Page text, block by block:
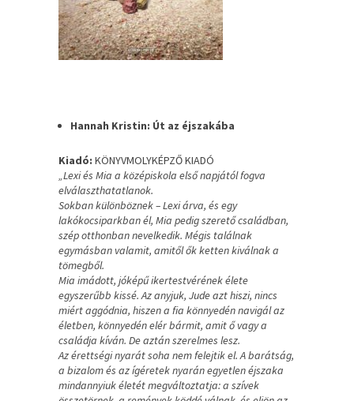
Hannah Kristin: Út az éjszakába
Kiadó: KÖNYVMOLYKÉPZŐ KIADÓ
„Lexi és Mia a középiskola első napjától fogva
elválaszthatatlanok.
Sokban különböznek – Lexi árva, és egy
lakókocsiparkban él, Mia pedig szerető családban,
szép otthonban nevelkedik. Mégis találnak
egymásban valamit, amitől ők ketten kiválnak a
tömegből.
Mia imádott, jóképű ikertestvérének élete
egyszerűbb kissé. Az anyjuk, Jude azt hiszi, nincs
miért aggódnia, hiszen a fia könnyedén navigál az
életben, könnyedén elér bármit, amit ő vagy a
családja kíván. De aztán szerelmes lesz.
Az érettségi nyarát soha nem felejtik el. A barátság,
a bizalom és az ígéretek nyarán egyetlen éjszaka
mindannyiuk életét megváltoztatja: a szívek